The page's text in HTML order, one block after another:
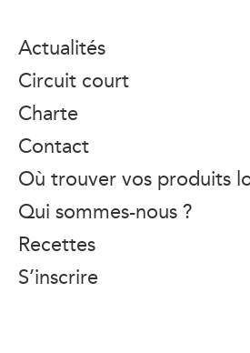
Actualités
Circuit court
Charte
Contact
Où trouver vos produits
Qui sommes-nous ?
Recettes
S’inscrire